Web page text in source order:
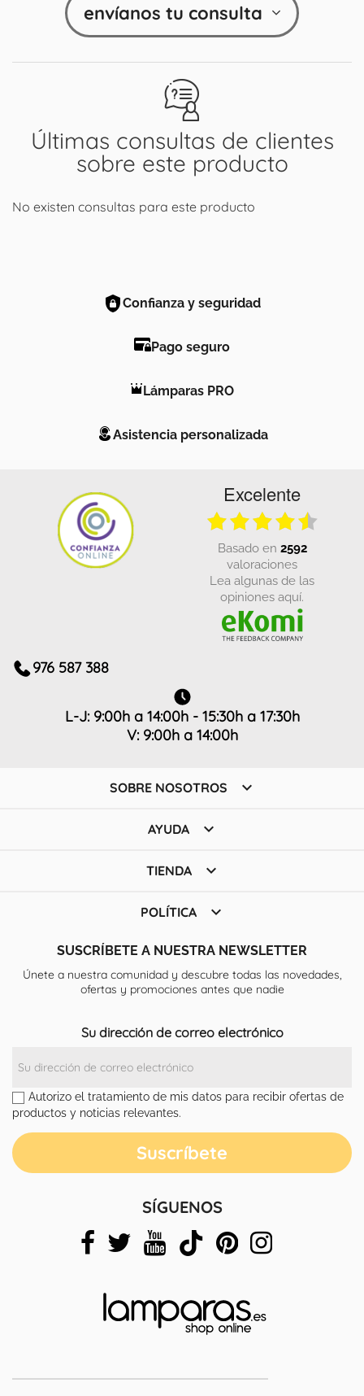
Últimas consultas de clientes
sobre este producto
No existen consultas para este producto
envíanos tu consulta
Confianza y seguridad
Pago seguro
Lámparas PRO
Asistencia personalizada
Excelente
basado en 2592
valoraciones
Lea algunas de las
opiniones aquí.
976 587 388
L-J: 9:00h a 14:00h - 15:30h a 17:30h
V: 9:00h a 14:00h
SOBRE NOSOTROS 
AYUDA 
TIENDA 
POLÍTICA 
SUSCRÍBETE A NUESTRA NEWSLETTER
Únete a nuestra comunidad y descubre todas las novedades,
ofertas y promociones antes que nadie
Su dirección de correo electrónico
Autorizo el tratamiento de mis datos para recibir ofertas de
productos y noticias relevantes.
SÍGUENOS